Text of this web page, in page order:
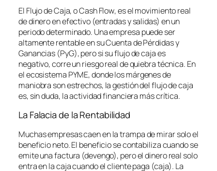
El Flujo de Caja, oCash Flow, es el movimiento real
de dinero en efectivo (entradas y salidas) en un
periodo determinado. Una empresa puede ser
altamente rentable en su Cuenta de Pérdidas y
Ganancias (PyG), pero si su flujo de caja es
negativo, corre un riesgo real de quiebra técnica. En
el ecosistema PYME, donde los márgenes de
maniobra son estrechos, la gestión del flujo de caja
es, sin duda, la actividad financiera más crítica.
La Falacia de la Rentabilidad
Muchas empresas caen en la trampa de mirar solo el
beneficio neto. El beneficio se contabiliza cuando se
emite una factura (devengo), pero el dinero real solo
entra en la caja cuando el cliente paga (caja). La